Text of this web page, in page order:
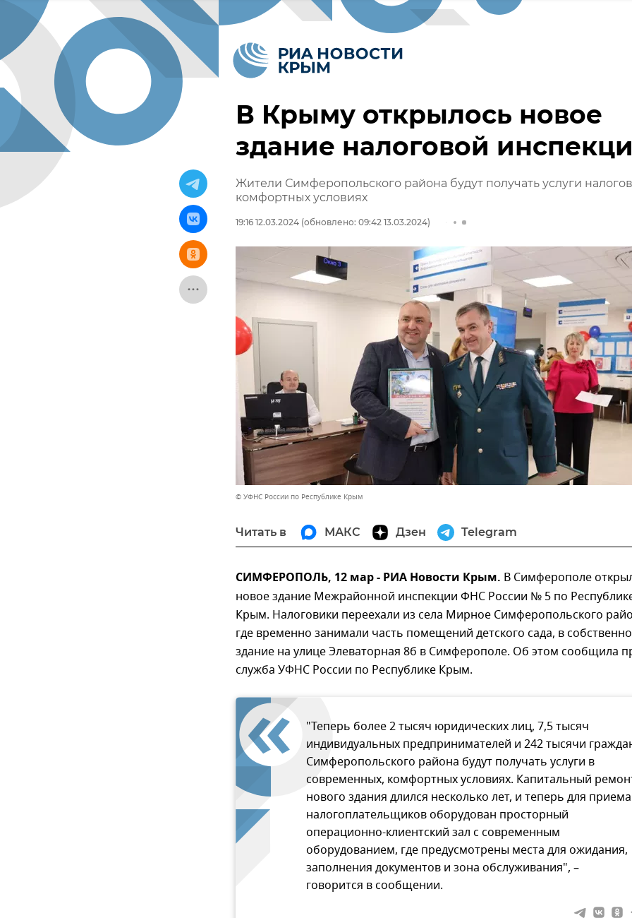
В Крыму открылось новое
здание налоговой
Жители Симферопольского района будут получать услуги
комфортных условиях
19:16 12.03.2024 (обновлено: 09:42 13.03.2024)
© УФНС России по Республике Крым
Читать в МАКС Дзен Telegram
СИМФЕРОПОЛЬ, 12 мар - РИА Новости Крым. В Симферополе
новое здание Межрайонной инспекции ФНС России № 5 по
Крым. Налоговики переехали из села Мирное Симферопольского
где временно занимали часть помещений детского сада, в
здание на улице Элеваторная 8б в Симферополе. Об этом сообщила
служба УФНС России по Республике Крым.
"Теперь более 2 тысяч юридических лиц, 7,5 тысяч
индивидуальных предпринимателей и 242 тысячи
Симферопольского района будут получать услуги в
современных, комфортных условиях. Капитальный
нового здания длился несколько лет, и теперь для приема
налогоплательщиков оборудован просторный
операционно-клиентский зал с современным
оборудованием, где предусмотрены места для ожидания,
заполнения документов и зона обслуживания", –
говорится в сообщении.